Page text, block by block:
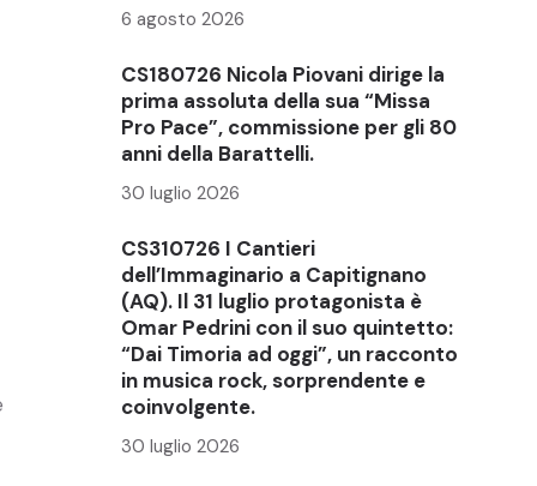
6 agosto 2026
CS180726 Nicola Piovani dirige la
prima assoluta della sua “Missa
Pro Pace”, commissione per gli 80
anni della Barattelli.
30 luglio 2026
CS310726 I Cantieri
dell’Immaginario a Capitignano
(AQ). Il 31 luglio protagonista è
Omar Pedrini con il suo quintetto:
“Dai Timoria ad oggi”, un racconto
in musica rock, sorprendente e
coinvolgente.
30 luglio 2026